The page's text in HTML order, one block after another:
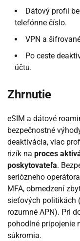
Dátový profil
telefónne číslo.
VPN a
Po ceste
účtu.
Zhrnutie
eSIM a dátové
bezpečnostné
deaktivácia, viac
rizík na proces
poskytovateľa.
seriózneho
MFA, obmedzení
sieťových politikách
rozumné APN). Pri
pohodlné pripojenie
súkromia.